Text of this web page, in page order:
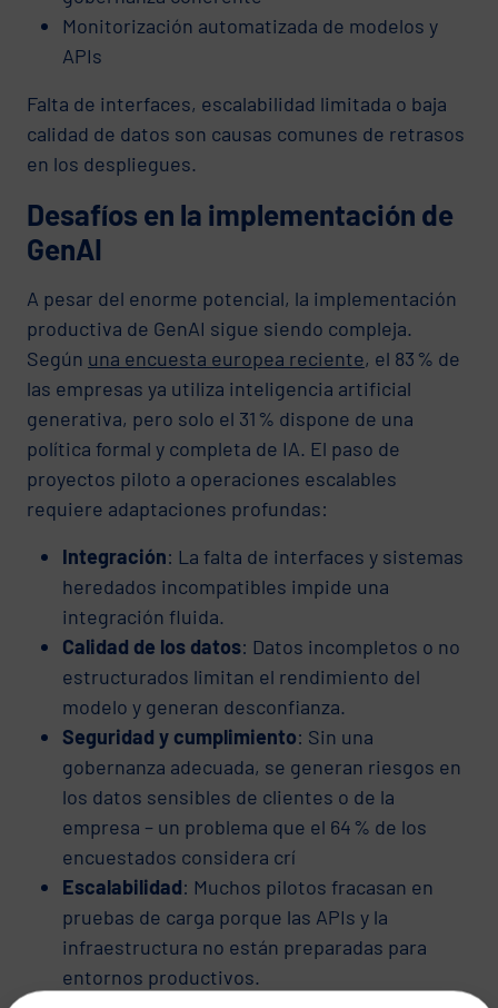
Monitorización automatizada de modelos y
APIs
Falta de interfaces, escalabilidad limitada o baja
calidad de datos son causas comunes de retrasos
en los despliegues.
Desafíos en la implementación de
GenAI
A pesar del enorme potencial, la implementación
productiva de GenAI sigue siendo compleja.
Según una encuesta europea reciente, el 83 % de
las empresas ya utiliza inteligencia artificial
generativa, pero solo el 31 % dispone de una
política formal y completa de IA. El paso de
proyectos piloto a operaciones escalables
requiere adaptaciones profundas:
Integración: La falta de interfaces y sistemas
heredados incompatibles impide una
integración fluida.
Calidad de los datos: Datos incompletos o no
estructurados limitan el rendimiento del
modelo y generan desconfianza.
Seguridad y cumplimiento: Sin una
gobernanza adecuada, se generan riesgos en
los datos sensibles de clientes o de la
empresa – un problema que el 64 % de los
encuestados considera crí
Escalabilidad: Muchos pilotos fracasan en
pruebas de carga porque las APIs y la
infraestructura no están preparadas para
entornos productivos.